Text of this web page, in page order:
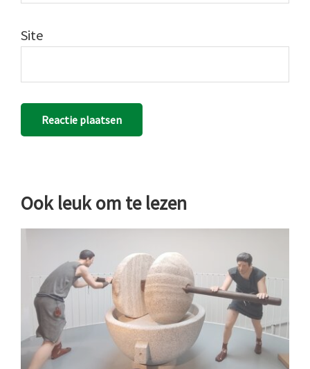
Site
Ook leuk om te lezen